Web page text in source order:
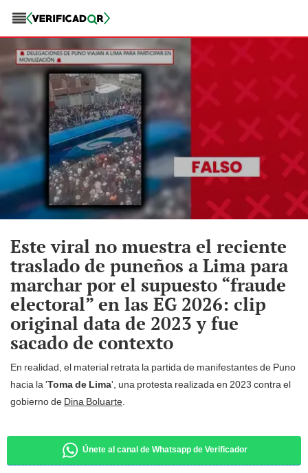
Este viral no muestra el reciente
traslado de puneños a Lima para
marchar por el supuesto “fraude
electoral” en las EG 2026: clip
original data de 2023 y fue
sacado de contexto
En realidad, el material retrata la partida de manifestantes de Puno
hacia la 'Toma de Lima', una protesta realizada en 2023 contra el
gobierno de Dina Boluarte.
Únete al canal de Whatsapp de Verificador